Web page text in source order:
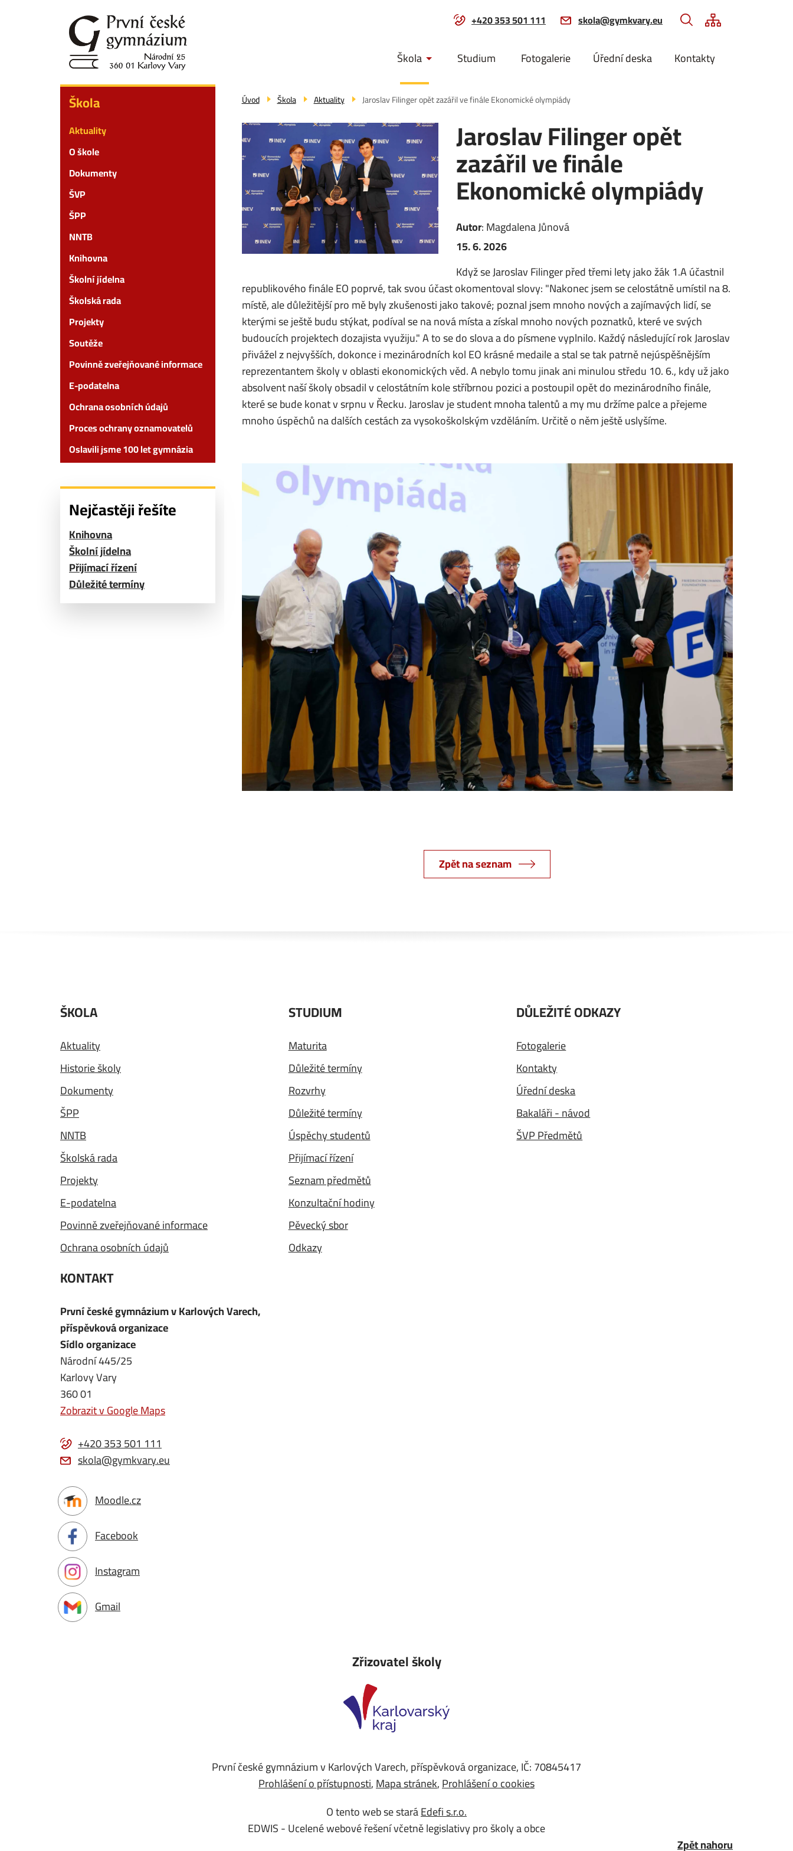
+420 353 501 111 skola@gymkvary.eu
Menu
navigace
Škola Studium Fotogalerie Úřední deska Kontakty
Škola
Škola
Aktuality
O škole
Dokumenty
ŠVP
ŠPP
NNTB
Knihovna
Školní jídelna
Školská rada
Projekty
Soutěže
Povinně zveřejňované informace
E-podatelna
Ochrana osobních údajů
Proces ochrany oznamovatelů
Oslavili jsme 100 let gymnázia
Nejčastěji řešíte
Knihovna
Školní jídelna
Přijímací řízení
Důležité termíny
Úvod Škola Aktuality Jaroslav Filinger opět zazářil ve finále Ekonomické olympiády
Jaroslav Filinger opět
zazářil ve finále
Ekonomické olympiády
Autor:MagdalenaJůnová
15. 6. 2026
Když se Jaroslav Filinger před třemi lety jako žák 1.A účastnil
republikového finále EO poprvé, tak svou účast okomentoval slovy: "Nakonec jsem se celostátně umístil na 8.
místě, ale důležitější pro mě byly zkušenosti jako takové; poznal jsem mnoho nových a zajímavých lidí, se
kterými se ještě budu stýkat, podíval se na nová místa a získal mnoho nových poznatků, které ve svých
budoucích projektech dozajista využiju." A to se do slova a do písmene vyplnilo. Každý následující rok Jaroslav
přivážel z nejvyšších, dokonce i mezinárodních kol EO krásné medaile a stal se tak patrně nejúspěšnějším
reprezentantem školy v oblasti ekonomických věd. A nebylo tomu jinak ani minulou středu 10. 6., kdy už jako
absolvent naší školy obsadil v celostátním kole stříbrnou pozici a postoupil opět do mezinárodního finále,
které se bude konat v srpnu v Řecku. Jaroslav je student mnoha talentů a my mu držíme palce a přejeme
mnoho úspěchů na dalších cestách za vysokoškolským vzděláním. Určitě o něm ještě uslyšíme.
Zpět na seznam
ŠKOLA
Aktuality
Historie školy
Dokumenty
ŠPP
NNTB
Školská rada
Projekty
E-podatelna
Povinně zveřejňované informace
Ochrana osobních údajů
STUDIUM
Maturita
Důležité termíny
Rozvrhy
Důležité termíny
Úspěchy studentů
Přijímací řízení
Seznam předmětů
Konzultační hodiny
Pěvecký sbor
Odkazy
DŮLEŽITÉ ODKAZY
Fotogalerie
Kontakty
Úřední deska
Bakaláři - návod
ŠVP Předmětů
KONTAKT
První české gymnázium v Karlových Varech,
příspěvková organizace
Sídlo organizace
Národní 445/25
Karlovy Vary
360 01
Zobrazit v Google Maps
+420 353 501 111
skola@gymkvary.eu
Moodle.cz
Facebook
Instagram
Gmail
Zřizovatel školy
První české gymnázium v Karlových Varech, příspěvková organizace, IČ: 70845417
Prohlášení o přístupnosti Mapa stránek Prohlášení o cookies
O tento web se staráEdefi s.r.o.
EDWIS -Ucelené webové řešení včetně legislativy pro školy a obce
Zpět nahoru